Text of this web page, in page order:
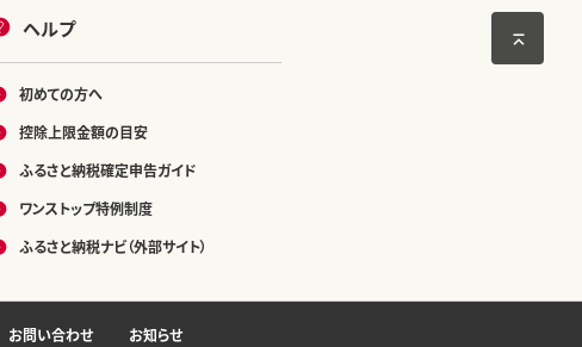
ヘルプ
初めての方へ
控除上限金額の目安
ふるさと納税確定申告ガイド
ワンストップ特例制度
ふるさと納税ナビ（外部サイト）
お問い合わせ お知らせ